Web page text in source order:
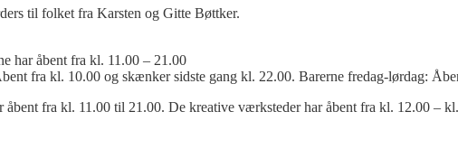
til folket fra Karsten og Gitte Bøttker.
har åbent fra kl. 11.00 – 21.00
fra kl. 10.00 og skænker sidste gang kl. 22.00. Barerne fredag-lørdag:
åbent fra kl. 11.00 til 21.00. De kreative værksteder har åbent fra kl. 12.00 –